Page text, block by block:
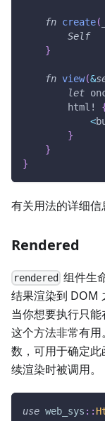
fn create(
Self
}
fn view(&
let
html!
<
}
}
}
有关用法的详细
Rendered
rendered 组件生
结果渲染到 DOM
当你想要执行只
这个方法非常有
数，可用于确定
续渲染时被调用。
use web_sys ::